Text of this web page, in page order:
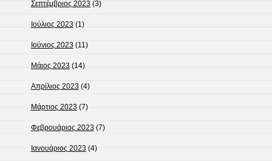
Σεπτέμβριος 2023(3)
Ιούλιος 2023 (1)
Ιούνιος 2023 (11)
Μάιος 2023(14)
Απρίλιος 2023(4)
Μάρτιος 2023(7)
Φεβρουάριος 2023(7)
Ιανουάριος 2023 (4)